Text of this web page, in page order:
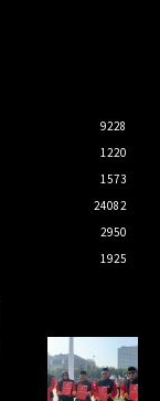
9228
1220
1573
24082
2950
1925